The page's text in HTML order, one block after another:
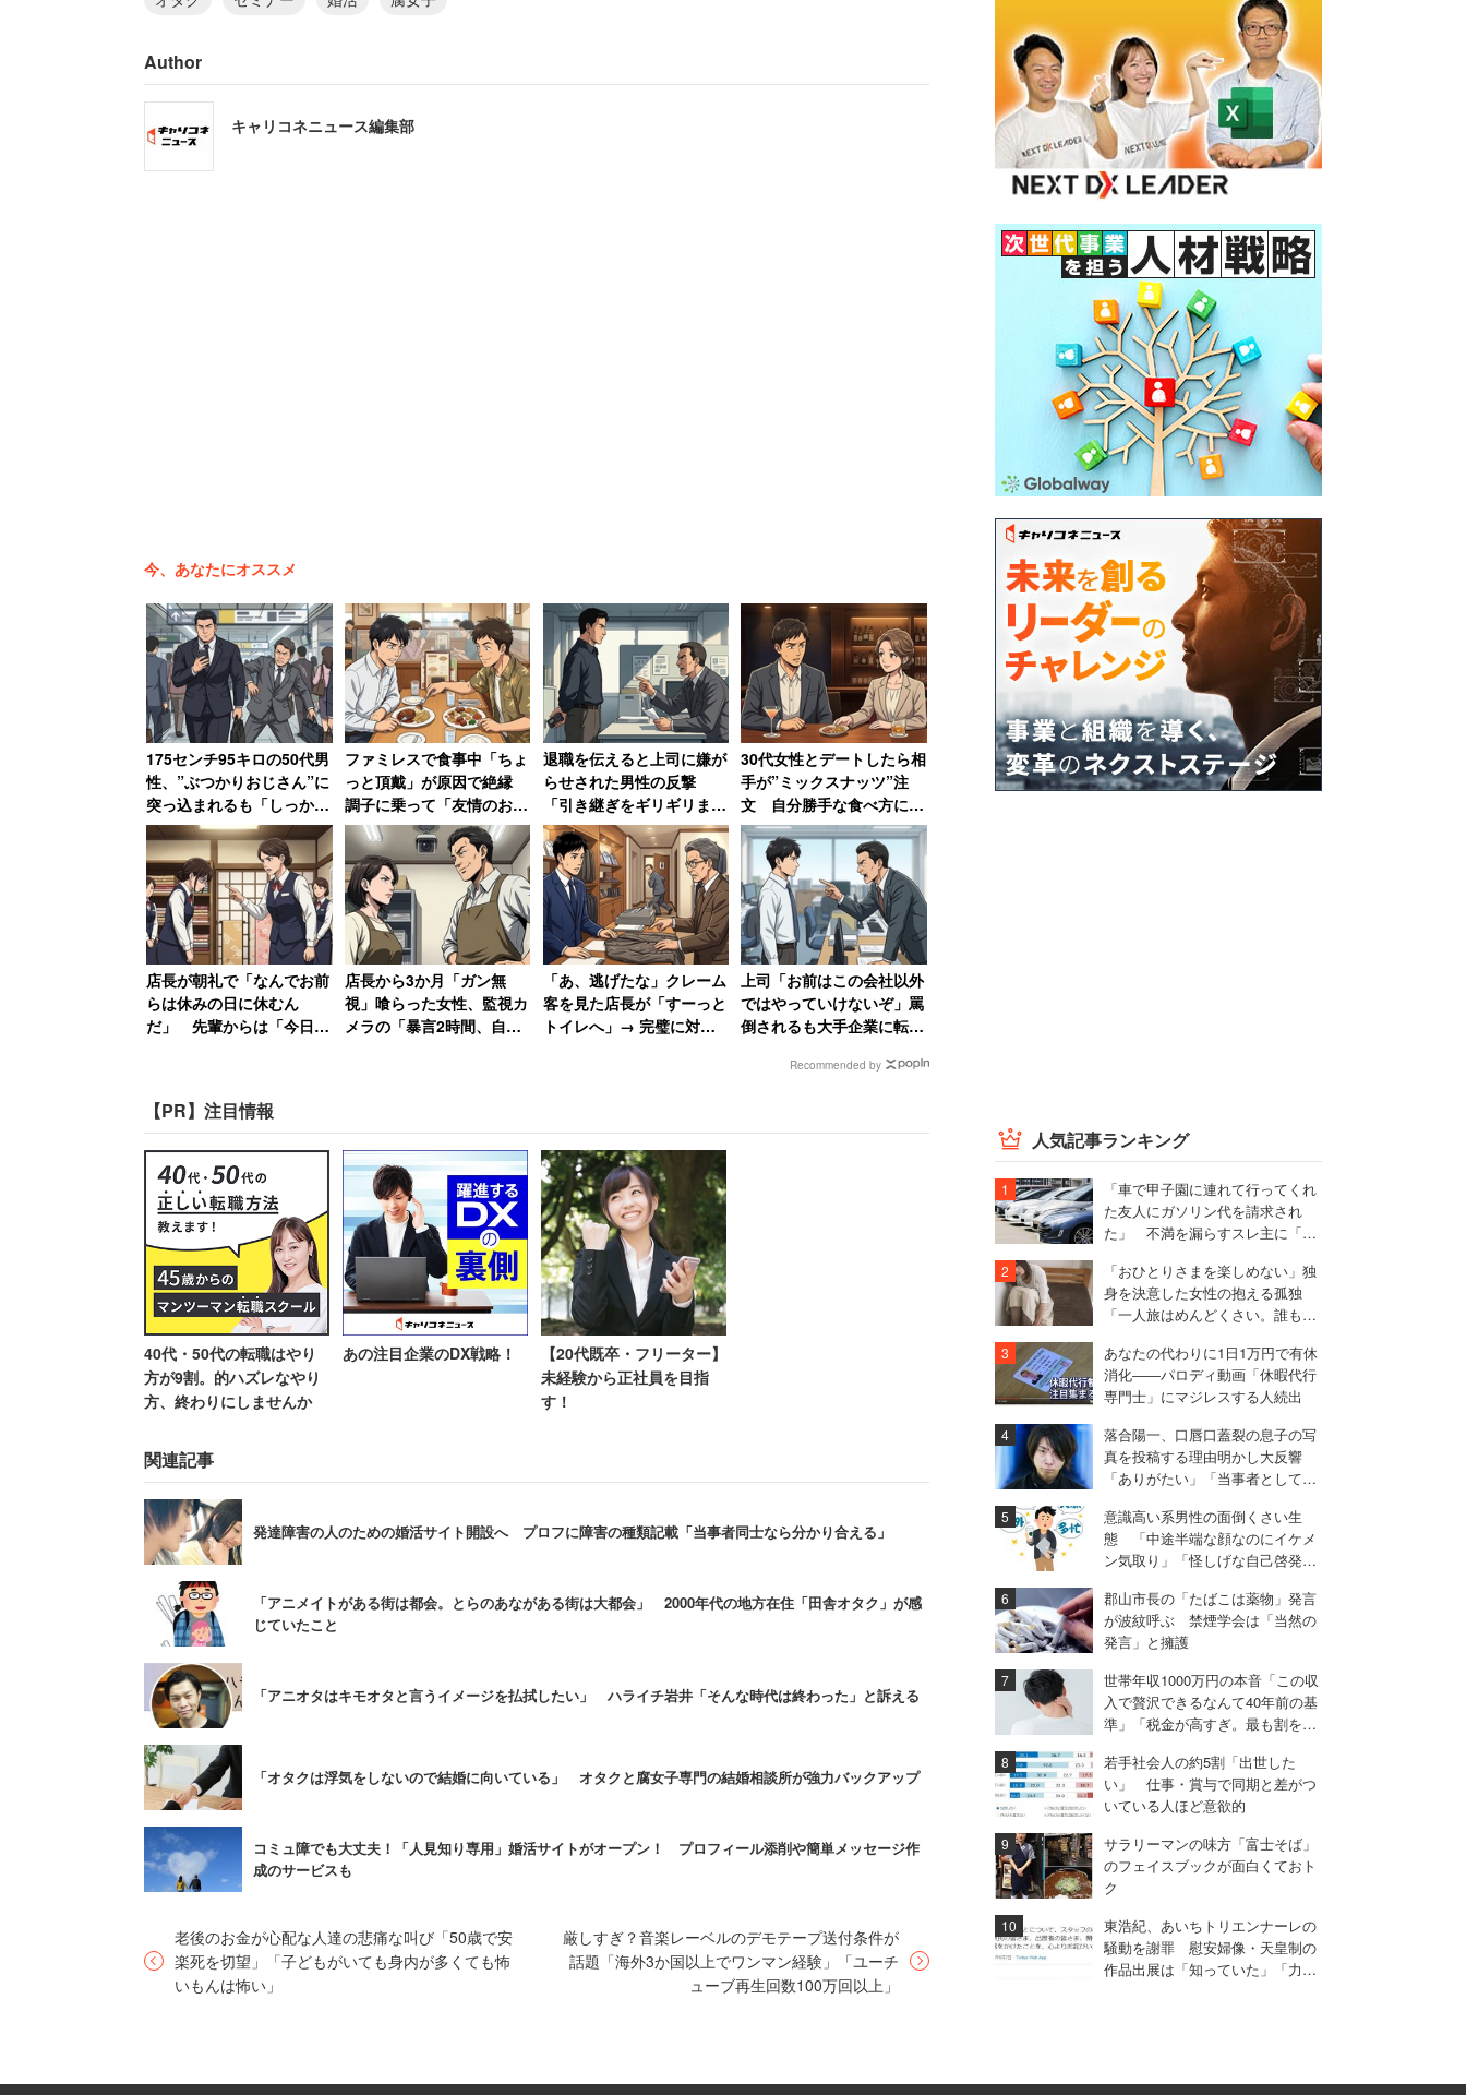
同社によると、相談で最も多いケースが「婚活がうまく行かず悩んでいる」「婚活何していい
かわからない」というものだという。そのため、今回のセミナーでは「婚活の仕方」から知る
ことができるとしている。イベント公式サイトによると、「婚活パーティーや婚活サイトや結
婚相談所など違いを詳しく知りたい」「間違いだらけ！恋愛と結婚の違い」や、
「交際歴ゼロ！オタクの婚活を成功する方法」
「私の私服は黒・茶・グレーばかり…簡単に男性に受ける服の選び方」
「RPGや乙女ゲー／ギャルゲーのように結婚する方法とは」
に興味がある人におすすめだそうだ。
また、セミナーではオタクの婚活で押さえるべきポイントとして「どんな婚活方法があってい
るか」「婚活でどのような立ち位置なのか」「婚活を進める方向性」の3点を分析していくと
いう。
「オタク友達に趣味の話はできるが、婚活相談はしにく
い」
同社はプレスリリースで「婚活しよう」と何も考えずに行動すると多大な出費や婚活の長引
き、婚活が失敗に終わるケースがあるとした上で、
「オタクゆえに趣味の話などは友達とできるが、婚活について相談したりすると
引かれたりする事もあり、オタクは婚活についての相談をしにくい状態」
とコメントしている。今後は東京以外でも、大阪や地方などで開催を検討中だという。
Author
キャリコネニュース編集部
今、あなたにオススメ
175センチ95キロの50代男
性、”ぶつかりおじさん”に
突っ込まれるも「しっかり
と応戦」して「相打ち状
態」にまで持っていく
ファミレスで食事中「ちょ
っと頂戴」が原因で絶縁
調子に乗って「友情のお子
様ランチ」を作ってSNS
で“プチバズ”した友人の末
路
退職を伝えると上司に嫌が
らせされた男性の反撃
「引き継ぎをギリギリまで
やらない」、しかも「ちゃ
んと録音しました」
30代女性とデートしたら相
手が”ミックスナッツ”注
文 自分勝手な食べ方にド
ン引きし「子供じゃないん
だから」と注意した男性
店長が朝礼で「なんでお前
らは休みの日に休むん
だ」 先輩からは「今日な
店長から3か月「ガン無
視」喰らった女性、監視カ
メラの「暴言2時間、自転
「あ、逃げたな」クレーム
客を見た店長が「すーっと
トイレへ」→ 完璧に対応
上司「お前はこの会社以外
ではやっていけないぞ」罵
倒されるも大手企業に転職
転職先を「1年足らず」で
Recommended by
【PR】注目情報
40代・50代の転職はやり
方が9割。的ハズレなやり
方、終わりにしませんか
あの注目企業のDX戦略！
【20代既卒・フリーター】
未経験から正社員を目指
す！
関連記事
発達障害の人のための婚活サイト開設へ プロフに障害の種類記載「当事者同士なら分かり合える」
「アニメイトがある街は都会。とらのあながある街は大都会」 2000年代の地方在住「田舎オタク」が感
じていたこと
「アニオタはキモオタと言うイメージを払拭したい」 ハライチ岩井「そんな時代は終わった」と訴える
「オタクは浮気をしないので結婚に向いている」 オタクと腐女子専門の結婚相談所が強力バックアップ
コミュ障でも大丈夫！「人見知り専用」婚活サイトがオープン！ プロフィール添削や簡単メッセージ作
成のサービスも
老後のお金が心配な人達の悲痛な叫び「50歳で安
楽死を切望」「子どもがいても身内が多くても怖
いもんは怖い」
厳しすぎ？音楽レーベルのデモテープ送付条件が
話題「海外3か国以上でワンマン経験」「ユーチ
ューブ再生回数100万回以上」
人気記事ランキング
「車で甲子園に連れて行ってくれ
た友人にガソリン代を請求され
た」 不満を漏らすスレ主に「言
「おひとりさまを楽しめない」独
身を決意した女性の抱える孤独
「一人旅はめんどくさい。誰も来
あなたの代わりに1日1万円で有休
消化――パロディ動画「休暇代行
専門士」にマジレスする人続出
落合陽一、口唇口蓋裂の息子の写
真を投稿する理由明かし大反響
「ありがたい」「当事者として心
意識高い系男性の面倒くさい生
態 「中途半端な顔なのにイケメ
ン気取り」「怪しげな自己啓発セ
郡山市長の「たばこは薬物」発言
が波紋呼ぶ 禁煙学会は「当然の
発言」と擁護
世帯年収1000万円の本音「この収
入で贅沢できるなんて40年前の基
準」「税金が高すぎ。最も割を食
若手社会人の約5割「出世した
い」 仕事・賞与で同期と差がつ
いている人ほど意欲的
サラリーマンの味方「富士そば」
のフェイスブックが面白くておト
ク
東浩紀、あいちトリエンナーレの
騒動を謝罪 慰安婦像・天皇制の
作品出展は「知っていた」「力不